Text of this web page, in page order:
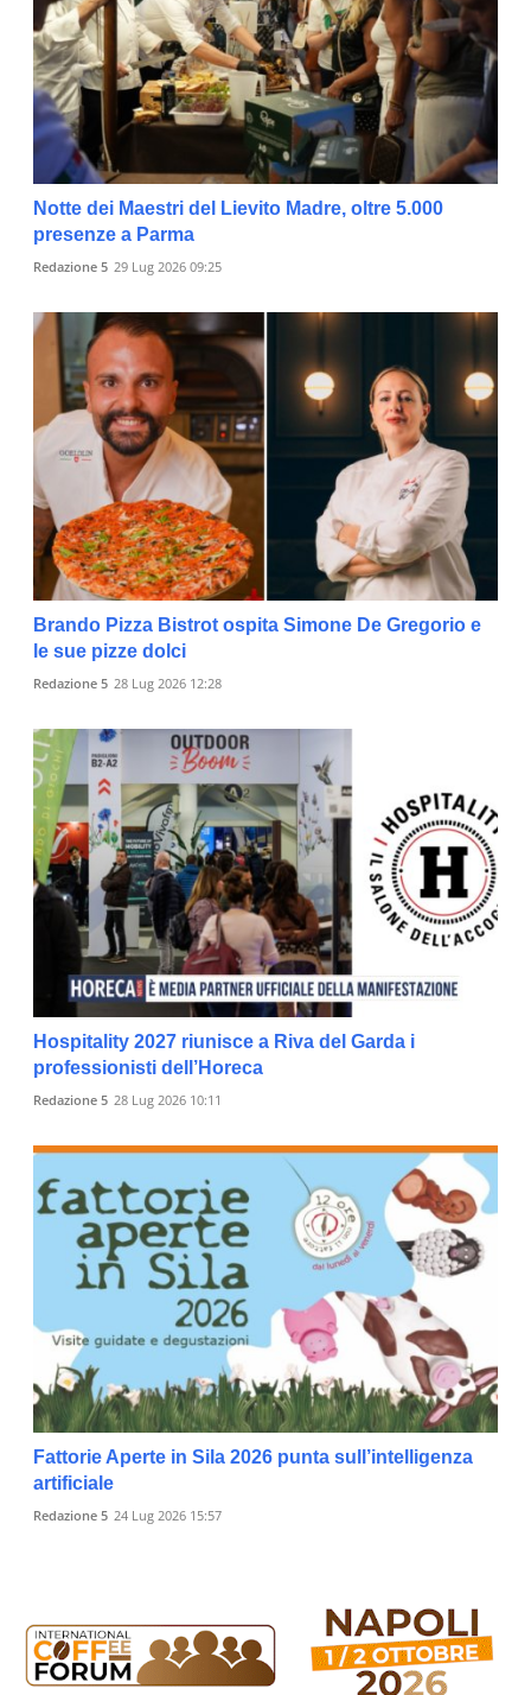
Notte dei Maestri del Lievito Madre, oltre 5.000
presenze a Parma
Redazione 5 29 Lug 2026 09:25
Brando Pizza Bistrot ospita Simone De Gregorio e
le sue pizze dolci
Redazione 5 28 Lug 2026 12:28
Hospitality 2027 riunisce a Riva del Garda i
professionisti dell’Horeca
Redazione 5 28 Lug 2026 10:11
Fattorie Aperte in Sila 2026 punta sull’intelligenza
artificiale
Redazione 5 24 Lug 2026 15:57